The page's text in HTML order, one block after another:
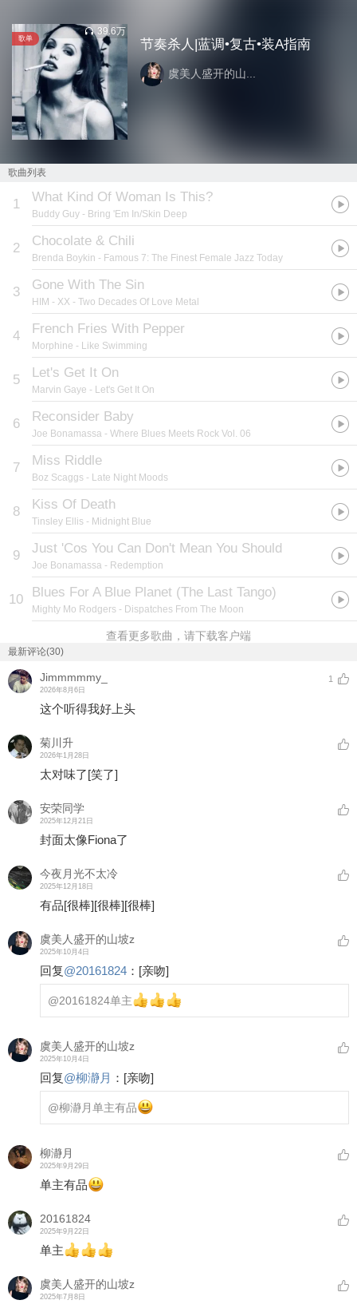
歌单
39.6万
节奏杀人|蓝调•复古•装A指南
虞美人盛开的山...
歌曲列表
1 What Kind Of Woman Is This?
Buddy Guy - Bring 'Em In/Skin Deep
2 Chocolate & Chili
Brenda Boykin - Famous 7: The Finest Female Jazz Today
3 Gone With The Sin
HIM - XX - Two Decades Of Love Metal
4 French Fries With Pepper
Morphine - Like Swimming
5 Let's Get It On
Marvin Gaye - Let's Get It On
6 Reconsider Baby
Joe Bonamassa - Where Blues Meets Rock Vol. 06
7 Miss Riddle
Boz Scaggs - Late Night Moods
8 Kiss Of Death
Tinsley Ellis - Midnight Blue
9 Just 'Cos You Can Don't Mean You Should
Joe Bonamassa - Redemption
10 Blues For A Blue Planet (The Last Tango)
Mighty Mo Rodgers - Dispatches From The Moon
查看更多歌曲，请下载客户端
最新评论(30)
Jimmmmmy_
2026年8月6日
1
这个听得我好上头
菊川升
2026年1月28日
太对味了[笑了]
安荣同学
2025年12月21日
封面太像Fiona了
今夜月光不太冷
2025年12月18日
有品[很棒][很棒][很棒]
虞美人盛开的山坡z
2025年10月4日
回复@20161824 ： [亲吻]
@20161824单主
虞美人盛开的山坡z
2025年10月4日
回复@柳瀞月 ： [亲吻]
@柳瀞月单主有品
柳瀞月
2025年9月29日
单主有品
20161824
2025年9月22日
单主
虞美人盛开的山坡z
2025年7月8日